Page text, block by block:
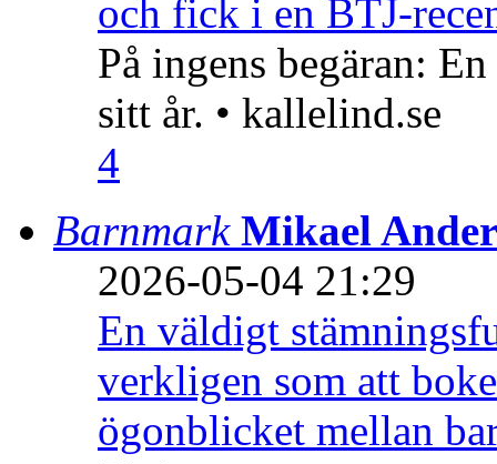
och fick i en BTJ-
På ingens begäran:
sitt år. • kallelind.se
4
Barnmark Mikael
2026-05-04 21:29
En väldigt
verkligen som att
ögonblicket mellan